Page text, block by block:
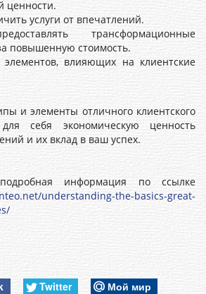
ценности.
услуги от впечатлений.
трансформационные
повышенную стоимость.
элементов, влияющих на клиентские
и элементы отличного клиентского
себя экономическую ценность
и их вклад в ваш успех.
информация по ссылке
understanding-the-basics-great-
Twitter
Мой мир